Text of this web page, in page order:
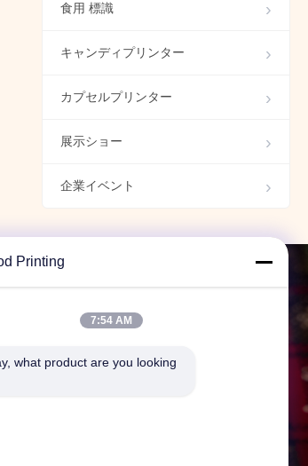
全自動キャンディプリンタ
Foodart®
キャンディプリンター
ター ショーケース
00:37
食用 標識
キャンディプリンター
カプセルプリンター
展示ショー
企業イベント
住所: F19,Bldg. 9 広州本部国
Printing
7:54 AM
what product are you looking